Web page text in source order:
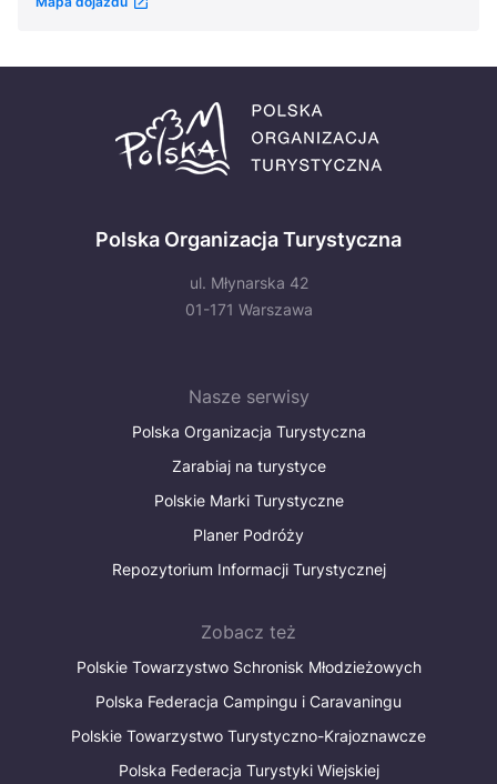
Polska Organizacja Turystyczna
ul. Młynarska 42
01-171 Warszawa
Nasze serwisy
Polska Organizacja Turystyczna
Zarabiaj na turystyce
Polskie Marki Turystyczne
Planer Podróży
Repozytorium Informacji Turystycznej
Zobacz też
Polskie Towarzystwo Schronisk Młodzieżowych
Polska Federacja Campingu i Caravaningu
Polskie Towarzystwo Turystyczno-Krajoznawcze
Polska Federacja Turystyki Wiejskiej